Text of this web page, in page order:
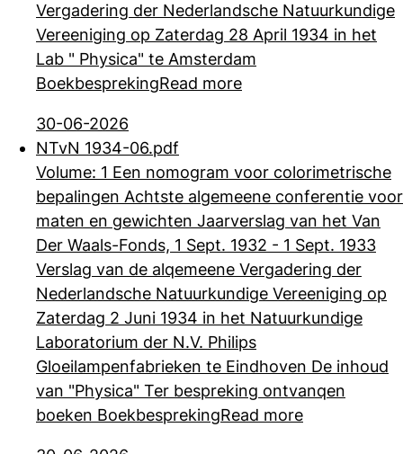
Vergadering der Nederlandsche Natuurkundige
Vereeniging op Zaterdag 28 April 1934 in het
Lab " Physica" te Amsterdam
BoekbesprekingRead more
30-06-2026
NTvN 1934-06.pdf
Volume: 1 Een nomogram voor colorimetrische
bepalingen Achtste algemeene conferentie voor
maten en gewichten Jaarverslag van het Van
Der Waals-Fonds, 1 Sept. 1932 - 1 Sept. 1933
Verslag van de alqemeene Vergadering der
Nederlandsche Natuurkundige Vereeniging op
Zaterdag 2 Juni 1934 in het Natuurkundige
Laboratorium der N.V. Philips
Gloeilampenfabrieken te Eindhoven De inhoud
van "Physica" Ter bespreking ontvanqen
boeken BoekbesprekingRead more